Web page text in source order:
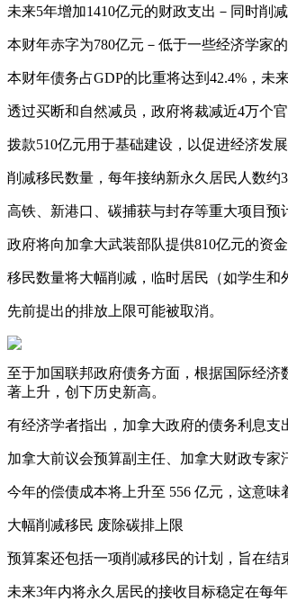
未来5年增加1410亿元的财政支出－同时削减
本财年赤字为780亿元－低于一些经济学家的
本财年债务占GDP的比重将达到42.4%，未
透过买断和自然减员，政府将裁减近4万个官
拨款510亿元用于基础建设，以促进经济发展
削减移民数量，每年接纳新永久居民人数约
高铁、新港口、碳捕获与封存等重大项目预
政府将向加拿大武装部队提供810亿元的资
移民数量将大幅削减，临时居民（如学生和
先前提出的排放上限可能被取消。
至于加国联邦政府债务方面，根据国际经济
著上升，创下历史新高。
有经济学者指出，加拿大政府的债务利息支
加拿大前议会预算副主任、加拿大财政专家
今年的偿债成本将上升至 556 亿元，这意
大幅削减移民 废除碳排上限
预算案还包括一项削减移民的计划，旨在
未来3年内将永久居民的接收目标稳定在每